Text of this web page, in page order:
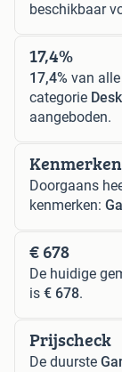
beschikbaar
17,4%
17,4% van alle
categorie
aangeboden.
Kenmerken
Doorgaans
kenmerken:
€ 678
De huidige
is € 678.
Prijscheck
De duurste